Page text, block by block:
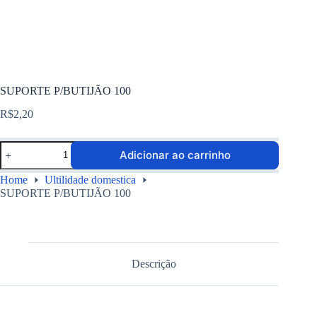
SUPORTE P/BUTIJÃO 100
R$2,20
Adicionar ao carrinho
Home
Ultilidade domestica
SUPORTE P/BUTIJÃO 100
Descrição